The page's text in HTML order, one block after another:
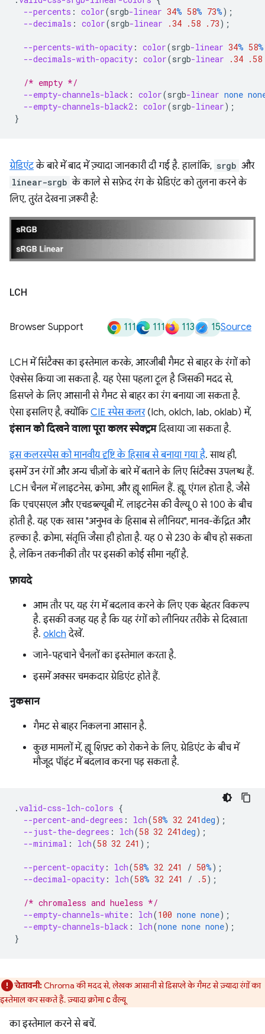
--percents : color(srgb-linear 34% 58% 73%);
--decimals : color(srgb-linear .34 .58 .73);
--percents-with-opacity : color(srgb-linear 34% 58%
--decimals-with-opacity : color(srgb-linear .34 .58
/* empty */
--empty-channels-black : color(srgb-linear none
--empty-channels-black2 : color(srgb-linear);
}
ग्रेडिएंटके बारे में बाद में ज़्यादा जानकारी दी गई है. हालांकि, srgb और
linear-srgb के काले से सफ़ेद रंग के ग्रेडिएंट को तुलना करने के
लिए, तुरंत देखना ज़रूरी है:
LCH
Browser Support 111 111 113 15Source
LCH में सिंटैक्स का इस्तेमाल करके, आरजीबी गैमट से बाहर के रंगों को
ऐक्सेस किया जा सकता है. यह ऐसा पहला टूल है जिसकी मदद से,
डिसप्ले के लिए आसानी से गैमट से बाहर का रंग बनाया जा सकता है.
ऐसा इसलिए है, क्योंकिCIE स्पेस कलर(lch, oklch, lab, oklab) में,
इंसान को दिखने वाला पूरा कलर स्पेक्ट्रमदिखाया जा सकता है.
इस कलरस्पेस को मानवीय दृष्टि के हिसाब से बनाया गया है. साथ ही,
इसमें उन रंगों और अन्य चीज़ों के बारे में बताने के लिए सिंटैक्स उपलब्ध हैं.
LCH चैनल में लाइटनेस, क्रोमा, और ह्यू शामिल हैं. ह्यू, एंगल होता है, जैसे
कि एचएसएल और एचडब्ल्यूबी में. लाइटनेस की वैल्यू 0 से 100 के बीच
होती है. यह एक खास "अनुभव के हिसाब से लीनियर", मानव-केंद्रित और
हल्का है. क्रोमा, संतृप्ति जैसा ही होता है. यह 0 से 230 के बीच हो सकता
है, लेकिन तकनीकी तौर पर इसकी कोई सीमा नहीं है.
फ़ायदे
आम तौर पर, यह रंग में बदलाव करने के लिए एक बेहतर विकल्प
है. इसकी वजह यह है कि यह रंगों को लीनियर तरीके से दिखाता
है. oklch देखें.
जाने-पहचाने चैनलों का इस्तेमाल करता है.
इसमें अक्सर चमकदार ग्रेडिएंट होते हैं.
नुकसान
गैमट से बाहर निकलना आसान है.
कुछ मामलों में, ह्यू शिफ़्ट को रोकने के लिए, ग्रेडिएंट के बीच में
मौजूद पॉइंट में बदलाव करना पड़ सकता है.
.valid-css-lch-colors {
--percent-and-degrees : lch(58% 32 241deg);
--just-the-degrees : lch(58 32 241deg);
--minimal : lch(58 32 241 );
--percent-opacity : lch(58% 32 241 / 50%);
--decimal-opacity : lch(58% 32 241 / .5);
/* chromaless and hueless */
--empty-channels-white : lch(100 none none);
--empty-channels-black : lch(none none none);
}
चेतावनी:Chroma की मदद से, लेखक आसानी से डिसप्ले के गैमट से ज़्यादा रंगों का
इस्तेमाल कर सकते हैं. ज़्यादा क्रोमाCवैल्यू
का इस्तेमाल करने से बचें.